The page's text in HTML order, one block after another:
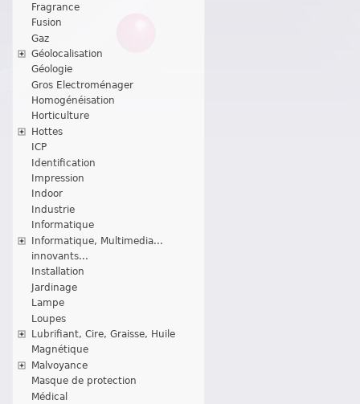
Fragrance
Fusion
Gaz
Géolocalisation
Géologie
Gros Electroménager
Homogénéisation
Horticulture
Hottes
ICP
Identification
Impression
Indoor
Industrie
Informatique
Informatique, Multimedia...
innovants...
Installation
Jardinage
Lampe
Loupes
Lubrifiant, Cire, Graisse, Huile
Magnétique
Malvoyance
Masque de protection
Médical